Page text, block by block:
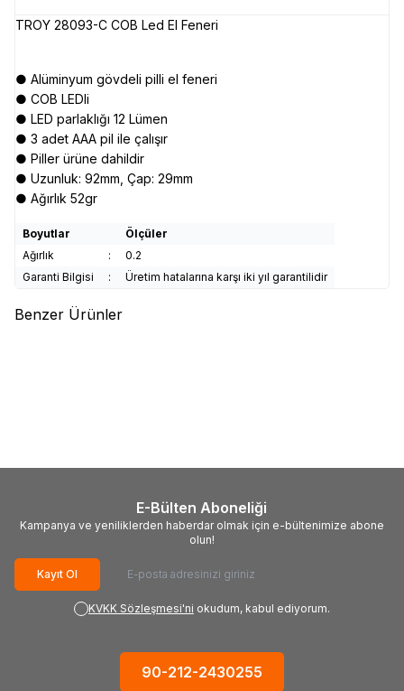
TROY 28093-C COB Led El Feneri
● Alüminyum gövdeli pilli el feneri
● COB LEDli
● LED parlaklığı 12 Lümen
● 3 adet AAA pil ile çalışır
● Piller ürüne dahildir
● Uzunluk: 92mm, Çap: 29mm
● Ağırlık 52gr
Boyutlar
Ölçüler
Ağırlık
:
0.2
Garanti Bilgisi
: Üretim hatalarına karşı iki yıl garantilidir
Benzer Ürünler
E-Bülten Aboneliği
Kampanya ve yeniliklerden haberdar olmak için e-bültenimize abone
olun!
Kayıt Ol
KVKK Sözleşmesi'ni okudum, kabul ediyorum.
90-212-2430255